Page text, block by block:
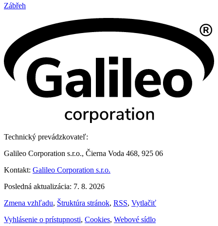
Zábřeh
Technický prevádzkovateľ:
Galileo Corporation s.r.o., Čierna Voda 468, 925 06
Kontakt: Galileo Corporation s.r.o.
Posledná aktualizácia: 7. 8. 2026
Zmena vzhľadu, Štruktúra stránok, RSS, Vytlačiť
Vyhlásenie o prístupnosti, Cookies, Webové sídlo